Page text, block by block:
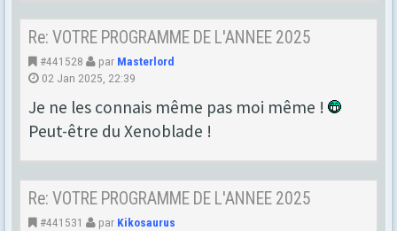
Re: VOTRE PROGRAMME DE L'ANNEE 2025
#441528 par Masterlord
02 Jan 2025, 22:39
Je ne les connais même pas moi même !
Peut-être du Xenoblade !
Re: VOTRE PROGRAMME DE L'ANNEE 2025
#441531 par Kikosaurus